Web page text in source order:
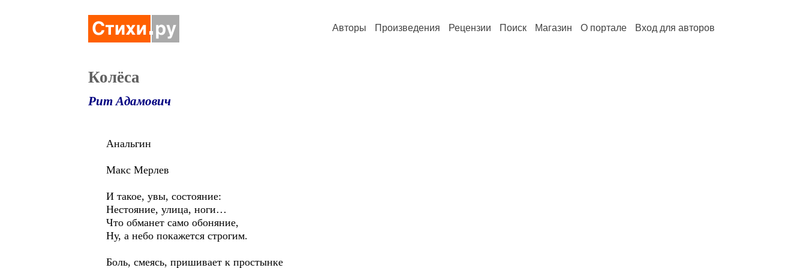
Авторы Произведения Рецензии Поиск Магазин О портале Вход для авторов
Колёса
Рит Адамович
Анальгин
Макс Мерлев
И такое, увы, состояние:
Нестояние, улица, ноги…
Что обманет само обоняние,
Ну, а небо покажется строгим.
Боль, смеясь, пришивает к простынке